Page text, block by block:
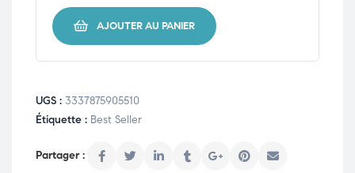
AJOUTER AU PANIER
UGS : 3337875905510
Étiquette : Best Seller